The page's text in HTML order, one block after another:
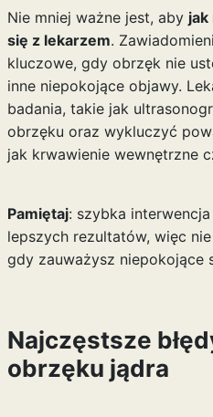
Nie mniej ważne jest, aby
się z lekarzem.
kluczowe, gdy obrzęk nie
inne niepokojące objawy.
badania, takie jak
obrzęku oraz wykluczyć
jak krwawienie wewnętrzne
Pamiętaj: szybka
lepszych rezultatów, więc
gdy zauważysz niepokojące
Najczęstsze
obrzęku jądra